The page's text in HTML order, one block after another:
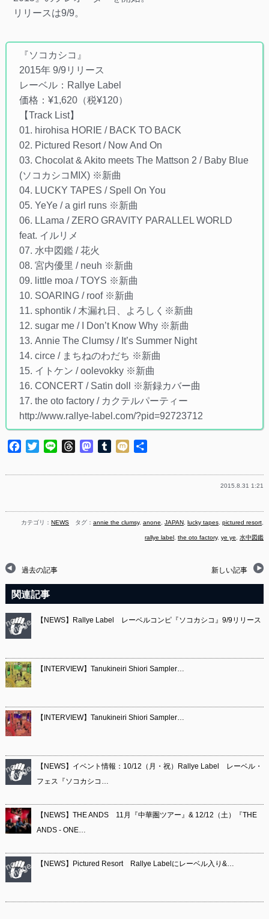
リリースは9/9。
『ソコカシコ』
2015年 9/9リリース
レーベル：Rallye Label
価格：¥1,620（税¥120）
【Track List】
01. hirohisa HORIE / BACK TO BACK
02. Pictured Resort / Now And On
03. Chocolat & Akito meets The Mattson 2 / Baby Blue
(ソコカシコMIX) ※新曲
04. LUCKY TAPES / Spell On You
05. YeYe / a girl runs ※新曲
06. LLama / ZERO GRAVITY PARALLEL WORLD
feat. イルリメ
07. 水中図鑑 / 花火
08. 宮内優里 / neuh ※新曲
09. little moa / TOYS ※新曲
10. SOARING / roof ※新曲
11. sphontik / 木漏れ日、よろしく※新曲
12. sugar me / I Don’t Know Why ※新曲
13. Annie The Clumsy / It’s Summer Night
14. circe / まちねのわだち ※新曲
15. イトケン / oolevokky ※新曲
16. CONCERT / Satin doll ※新録カバー曲
17. the oto factory / カクテルパーティー
http://www.rallye-label.com/?pid=92723712
Facebook
TwitterLine ThreadsMastodon
Tumblr
Mixi
2015.8.31 1:21
カテゴリ：NEWS タグ：annie the clumsy,anone ,JAPAN ,lucky tapes ,pictured resort
rallye label ,the oto factory,ye ye ,水中図鑑
過去の記事 新しい記事
関連記事
【NEWS】Rallye Label レーベルコンピ『ソコカシコ』9/9リリース
【INTERVIEW】Tanukineiri Shiori Sampler…
【INTERVIEW】Tanukineiri Shiori Sampler…
【NEWS】イベント情報：10/12（月・祝）Rallye Label レーベル・
フェス『ソコカシコ…
【NEWS】THE ANDS 11月『中華圏ツアー』& 12/12（土）『THE
ANDS - ONE…
【NEWS】Pictured Resort Rallye Labelにレーベル入り&…